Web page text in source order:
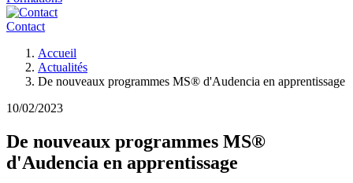
Contact
d'Ariane
Accueil
Actualités
De nouveaux programmes MS® d'Audencia en apprentissage
10/02/2023
De nouveaux programmes MS®
d'Audencia en apprentissage